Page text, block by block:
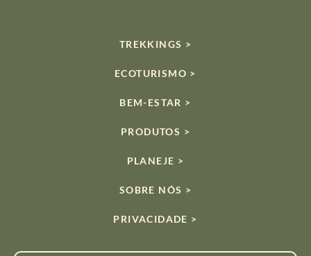
TREKKINGS >
ECOTURISMO >
BEM-ESTAR >
PRODUTOS >
PLANEJE >
SOBRE NÓS >
PRIVACIDADE >